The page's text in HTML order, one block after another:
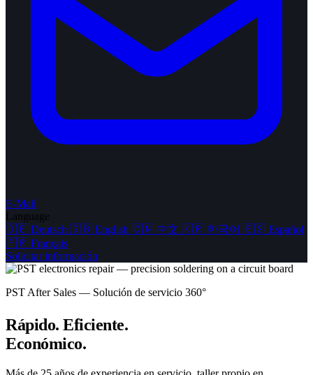
E-Mail
Language
🇩🇪 Deutsch 🇬🇧 English 🇨🇳 中文 🇰🇷 한국어 🇪🇸 Español
🇫🇷 Français
Solicitar información
PST After Sales — Solución de servicio 360°
Rápido. Eficiente.
Económico.